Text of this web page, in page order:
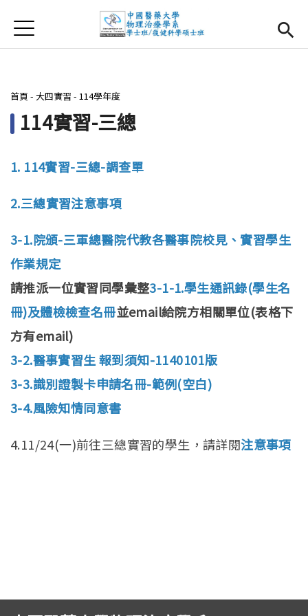
首頁
首頁
系所簡介
大四實習
相關辦法
活動集錦
招生訊息(link is external)
高中生專區
系友回娘家
檔案下載
English
Jump to Navigation
Jump to Main content
您在這裡
首頁 - 大四實習 - 114學年度
114實習-三總
1. 114實習-三總-調查單
2.三總實習注意事項
3-1.院頒-三軍總醫院代教各醫事院校見、實習學生
作業規定
請推派一位實習同學彙整3-1-1.學生通訊錄(學生名
冊)及體檢檢查名冊並email給院方相關單位(表格下
方有email)
3-2.醫事實習生 報到須知-1140101版
3-3.識別證製卡申請名冊-範例(空白)
3-4.風險知情同意書
4.11/24(一)前往三總實習的學生，請詳閱注意事項